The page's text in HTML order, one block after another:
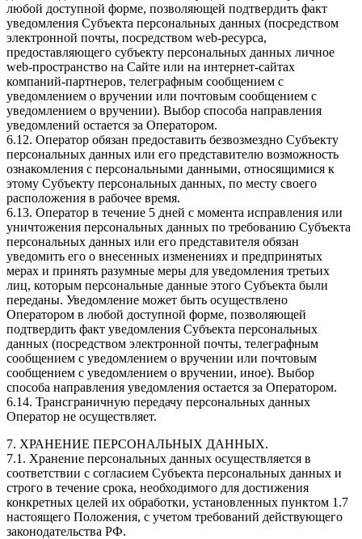
любой доступной форме, позволяющей подтвердить факт
уведомления Субъекта персональных данных (посредством
электронной почты, посредством web-ресурса,
предоставляющего субъекту персональных данных личное
web-пространство на Сайте или на интернет-сайтах
компаний-партнеров, телеграфным сообщением с
уведомлением о вручении или почтовым сообщением с
уведомлением о вручении). Выбор способа направления
уведомлений остается за Оператором.
6.12. Оператор обязан предоставить безвозмездно Субъекту
персональных данных или его представителю возможность
ознакомления с персональными данными, относящимися к
этому Субъекту персональных данных, по месту своего
расположения в рабочее время.
6.13. Оператор в течение 5 дней с момента исправления или
уничтожения персональных данных по требованию Субъекта
персональных данных или его представителя обязан
уведомить его о внесенных изменениях и предпринятых
мерах и принять разумные меры для уведомления третьих
лиц, которым персональные данные этого Субъекта были
переданы. Уведомление может быть осуществлено
Оператором в любой доступной форме, позволяющей
подтвердить факт уведомления Субъекта персональных
данных (посредством электронной почты, телеграфным
сообщением с уведомлением о вручении или почтовым
сообщением с уведомлением о вручении, иное). Выбор
способа направления уведомления остается за Оператором.
6.14. Трансграничную передачу персональных данных
Оператор не осуществляет.
7. ХРАНЕНИЕ ПЕРСОНАЛЬНЫХ ДАННЫХ.
7.1. Хранение персональных данных осуществляется в
соответствии с согласием Субъекта персональных данных и
строго в течение срока, необходимого для достижения
конкретных целей их обработки, установленных пунктом 1.7
настоящего Положения, с учетом требований действующего
законодательства РФ.